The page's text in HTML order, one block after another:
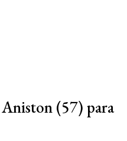
(57) para